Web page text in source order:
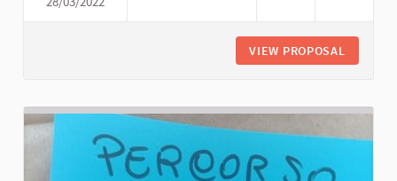
VIEW PROPOSAL